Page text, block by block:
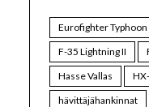
Eurofighter Typhoon
F-35 Lightning II
Hasse Vallas
hävittäjähankinnat